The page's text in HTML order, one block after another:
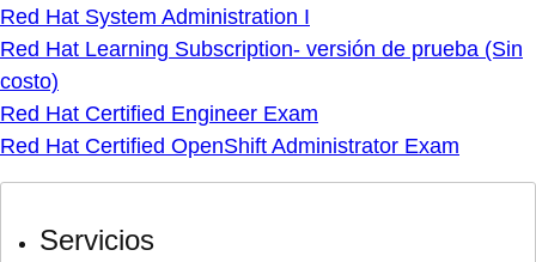
Red Hat System Administration I
Red Hat Learning Subscription- versión de prueba (Sin
costo)
Red Hat Certified Engineer Exam
Red Hat Certified OpenShift Administrator Exam
Servicios